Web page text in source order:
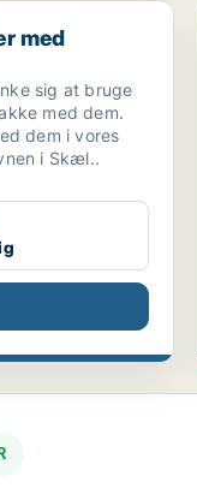
sårba...
med
sig at bruge
med dem.
dem i vores
i Skæl..